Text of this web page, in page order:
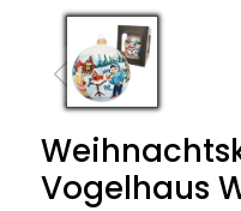
Vogelhaus